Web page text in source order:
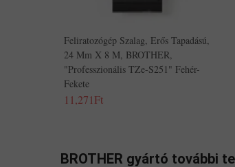
Feliratozógép Szalag, Erős Tapadású,
24 Mm X 8 M, BROTHER,
"Professzionális TZe-S251" Fehér-
Fekete
11,271Ft
BROTHER gyártó további